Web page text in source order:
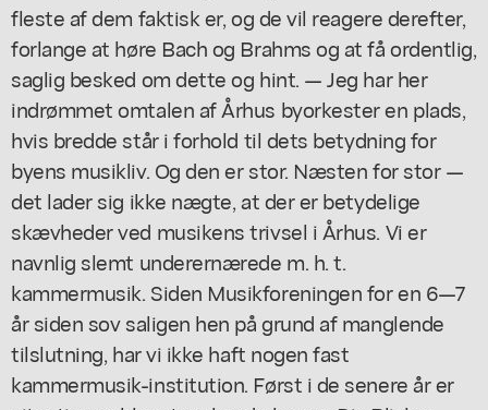
fleste af dem faktisk er, og de vil reagere derefter,
forlange at høre Bach og Brahms og at få ordentlig,
saglig besked om dette og hint. — Jeg har her
indrømmet omtalen af Århus byorkester en plads,
hvis bredde står i forhold til dets betydning for
byens musikliv. Og den er stor. Næsten for stor —
det lader sig ikke nægte, at der er betydelige
skævheder ved musikens trivsel i Århus. Vi er
navnlig slemt underernærede m. h. t.
kammermusik. Siden Musikforeningen for en 6—7
år siden sov saligen hen på grund af manglende
tilslutning, har vi ikke haft nogen fast
kammermusik-institution. Først i de senere år er